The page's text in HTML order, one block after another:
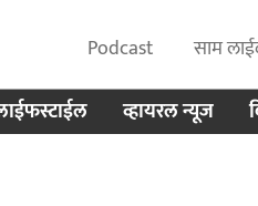
Podcast साम
व्हायरल न्यूज